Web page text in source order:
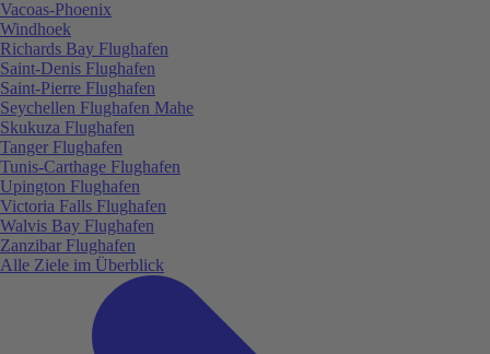
Vacoas-Phoenix
Windhoek
Richards Bay Flughafen
Saint-Denis Flughafen
Saint-Pierre Flughafen
Seychellen Flughafen Mahe
Skukuza Flughafen
Tanger Flughafen
Tunis-Carthage Flughafen
Upington Flughafen
Victoria Falls Flughafen
Walvis Bay Flughafen
Zanzibar Flughafen
Alle Ziele im Überblick